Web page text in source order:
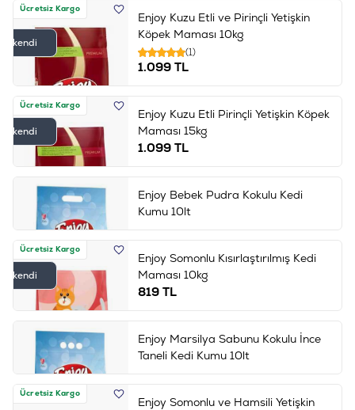
Ücretsiz Kargo
Tükendi
Enjoy Kuzu Etli ve Pirinçli Yetişkin
Köpek Maması 10kg
(1)
1.099TL
Ücretsiz Kargo
Tükendi
Enjoy Kuzu Etli Pirinçli Yetişkin Köpek
Maması 15kg
1.099TL
Enjoy Bebek Pudra Kokulu Kedi
Kumu 10lt
Ücretsiz Kargo
Tükendi
Enjoy Somonlu Kısırlaştırılmış Kedi
Maması 10kg
819TL
Enjoy Marsilya Sabunu Kokulu İnce
Taneli Kedi Kumu 10lt
Ücretsiz Kargo
Enjoy Somonlu ve Hamsili Yetişkin